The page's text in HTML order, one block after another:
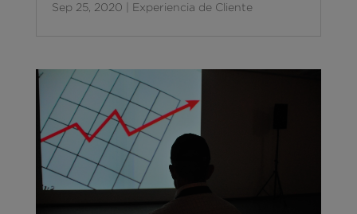
Sep 25, 2020 Experiencia de Cliente